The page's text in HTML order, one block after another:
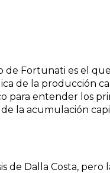
de Fortunati es el
de la producción
para entender los
la acumulación
de Dalla Costa,